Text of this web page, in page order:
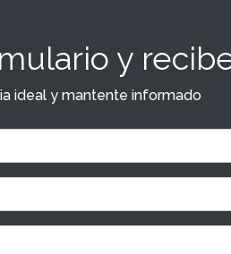
y
ideal y mantente informado